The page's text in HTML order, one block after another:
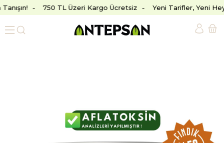
750 TL Üzeri Kargo Ücretsiz Yeni Tarifler, Yeni